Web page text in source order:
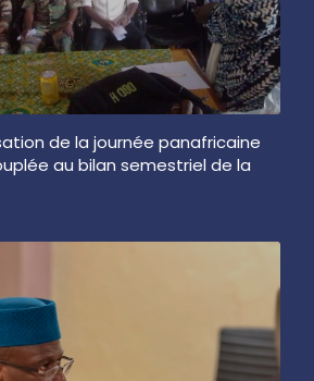
de la journée panafricaine
au bilan semestriel de la